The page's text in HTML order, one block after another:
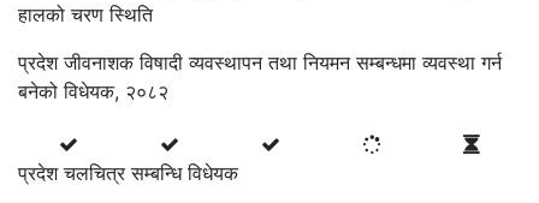
हालको चरण स्थिति
प्रदेश जीवनाशक विषादी व्यवस्थापन तथा नियमन सम्बन्धमा व्यवस्था गर्न
बनेको विधेयक, २०८२
प्रदेश चलचित्र सम्बन्धि विधेयक